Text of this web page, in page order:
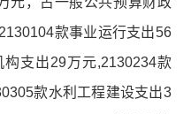
款事业运行支出56
支出29万元,2130234款
款水利工程建设支出3